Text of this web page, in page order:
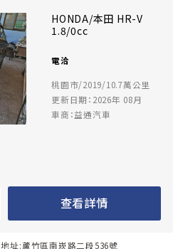
HONDA/本田 HR-V
1.8/0cc
電洽
桃園市/2019/10.7萬公里
更新日期：2026年 08月
車商：益通汽車
查看詳情
地址:蘆竹區南崁路二段536號